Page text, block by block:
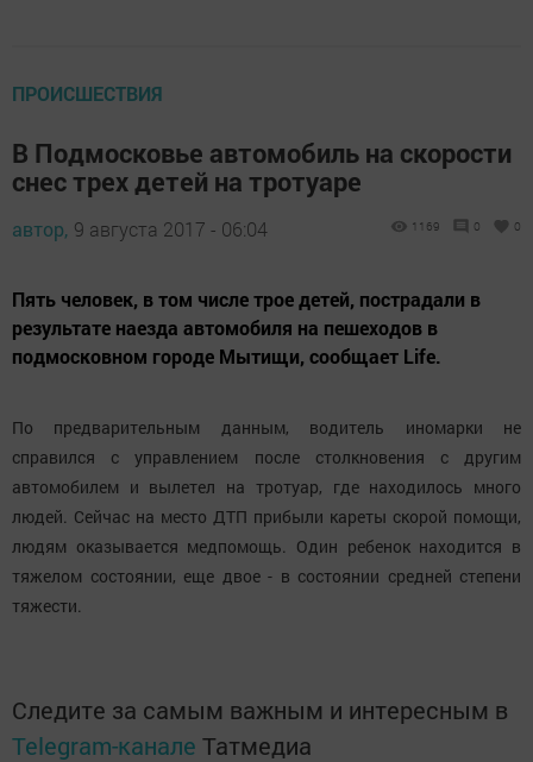
ПРОИСШЕСТВИЯ
В Подмосковье автомобиль на скорости
снес трех детей на тротуаре
автор, 9 августа 2017 - 06:04 1169 0 0
Пять человек, в том числе трое детей, пострадали в
результате наезда автомобиля на пешеходов в
подмосковном городе Мытищи, сообщает Life.
По предварительным данным, водитель иномарки не
справился с управлением после столкновения с другим
автомобилем и вылетел на тротуар, где находилось много
людей. Сейчас на место ДТП прибыли кареты скорой помощи,
людям оказывается медпомощь. Один ребенок находится в
тяжелом состоянии, еще двое - в состоянии средней степени
тяжести.
Следите за самым важным и интересным в
Telegram-канале Татмедиа